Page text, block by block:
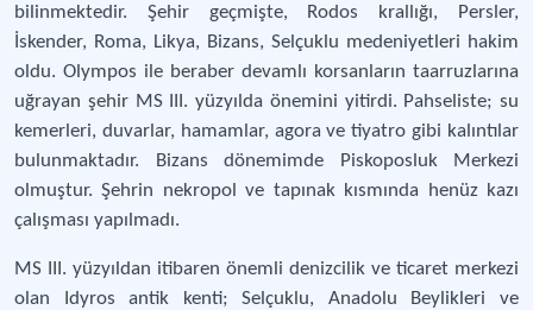
bilinmektedir. Şehir geçmişte, Rodos krallığı, Persler,
İskender, Roma, Likya, Bizans, Selçuklu medeniyetleri hakim
oldu. Olympos ile beraber devamlı korsanların taarruzlarına
uğrayan şehir MS III. yüzyılda önemini yitirdi. Pahseliste; su
kemerleri, duvarlar, hamamlar, agora ve tiyatro gibi kalıntılar
bulunmaktadır. Bizans dönemimde Piskoposluk Merkezi
olmuştur. Şehrin nekropol ve tapınak kısmında henüz kazı
çalışması yapılmadı.
MS III. yüzyıldan itibaren önemli denizcilik ve ticaret merkezi
olan Idyros antik kenti; Selçuklu, Anadolu Beylikleri ve